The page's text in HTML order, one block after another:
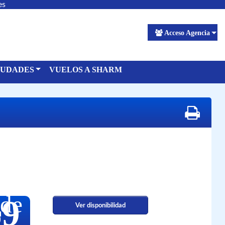
Acceso Agencia
VUELOS A SHARM
Ver disponibilidad